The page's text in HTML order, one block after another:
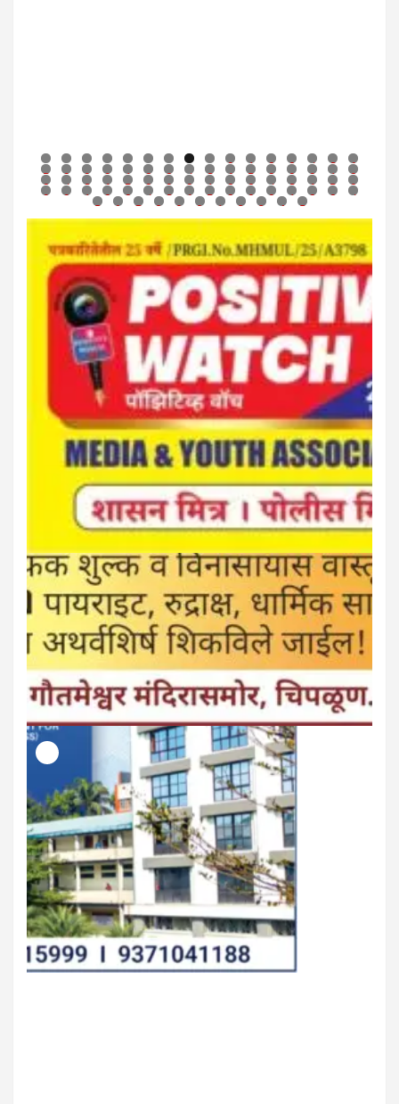
0 1 2 3 4 5 6
7 8 9 0 1 2 3 4 5 6 7 8 9 0 1 2
3 4 5 6 7 8 9 0 1 2 3 4 5 6 7 8
9 0 1 2 3 4 5 6 7 8 9 0 1 2 3 4
5 6 7 8 9 0 1 2 3 4 5